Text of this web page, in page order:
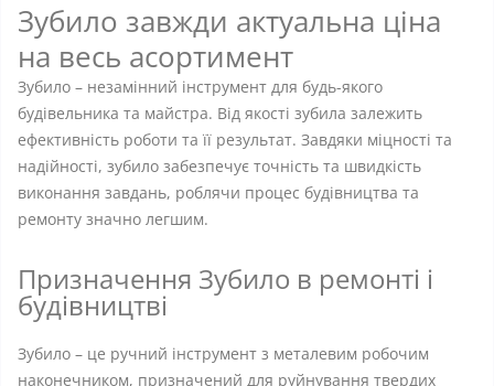
Зубило завжди актуальна ціна
на весь асортимент
Зубило – незамінний інструмент для будь-якого
будівельника та майстра. Від якості зубила залежить
ефективність роботи та її результат. Завдяки міцності та
надійності, зубило забезпечує точність та швидкість
виконання завдань, роблячи процес будівництва та
ремонту значно легшим.
Призначення Зубило в ремонті і
будівництві
Зубило – це ручний інструмент з металевим робочим
наконечником, призначений для руйнування твердих